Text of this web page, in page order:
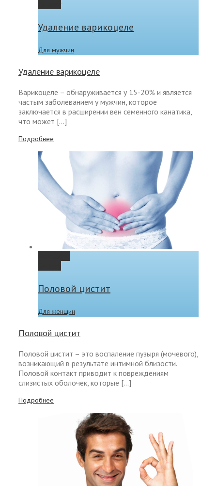
Удаление варикоцеле
Для мужчин
Удаление варикоцеле
Варикоцеле – обнаруживается у 15-20% и является
частым заболеванием у мужчин, которое
заключается в расширении вен семенного канатика,
что может […]
Подробнее
Половой цистит
Для женщин
Половой цистит
Половой цистит – это воспаление пузыря (мочевого),
возникающий в результате интимной близости.
Половой контакт приводит к повреждениям
слизистых оболочек, которые […]
Подробнее